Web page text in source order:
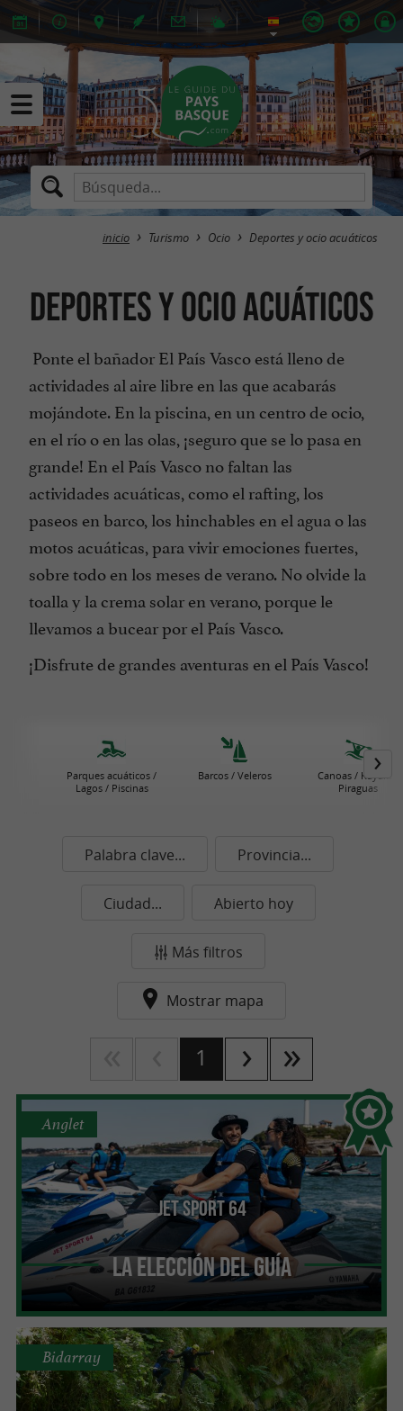
inicio Turismo Ocio Deportes y ocio acuáticos
Deportes y ocio acuáticos
Ponte el bañador El País Vasco está lleno de
actividades al aire libre en las que acabarás
mojándote. En la piscina, en un centro de ocio,
en el río o en las olas, ¡seguro que se lo pasa en
grande! En el País Vasco no faltan las
actividades acuáticas, como el rafting, los
paseos en barco, los hinchables en el agua o las
motos acuáticas, para vivir emociones fuertes,
sobre todo en los meses de verano. No olvide la
toalla y la crema solar en verano, porque le
llevamos a bucear por el País Vasco.
¡Disfrute de grandes aventuras en el País Vasco!
Parques acuáticos /
Lagos / Piscinas
Barcos / Veleros
Canoas / Kayaks /
Piraguas
Palabra clave... Provincia...
Ciudad... Abierto hoy
Más filtros
Mostrar mapa
1
Jet Sport 64
La Elección del Guía
Anglet
Bidarray